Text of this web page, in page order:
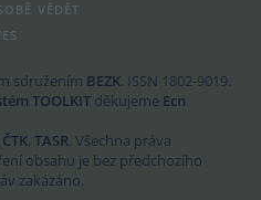
VĚDĚT
sdružením BEZK. ISSN 1802-9019.
TOOLKIT děkujeme Ecn
ČTK, TASR. Všechna práva
obsahu je bez předchozího
zakázáno.